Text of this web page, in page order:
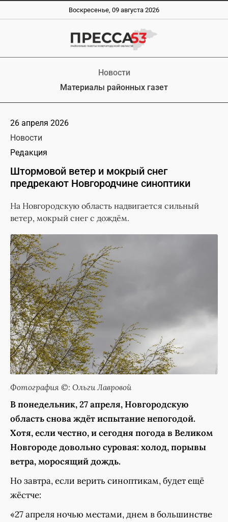
Воскресенье, 09 августа 2026
Новости
Материалы районных газет
26 апреля 2026
Новости
Редакция
Штормовой ветер и мокрый снег
предрекают Новгородчине синоптики
На Новгородскую область надвигается сильный
ветер, мокрый снег с дождём.
Фотография ©: Ольги Лавровой
В понедельник, 27 апреля, Новгородскую
область снова ждёт испытание непогодой.
Хотя, если честно, и сегодня погода в Великом
Новгороде довольно суровая: холод, порывы
ветра, моросящий дождь.
Но завтра, если верить синоптикам, будет ещё
жёстче:
«27 апреля ночью местами, днем в большинстве